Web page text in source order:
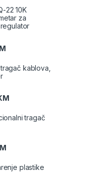
22 10K
za
kablova,
tragač
plastike